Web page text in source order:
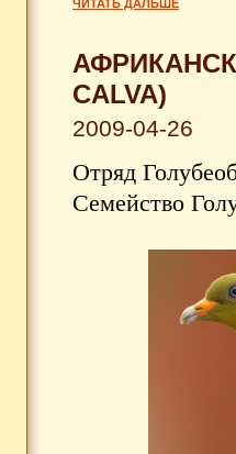
ЧИТАТЬ ДАЛЬШЕ
CALVA)
2009-04-26
Отряд
Семейство